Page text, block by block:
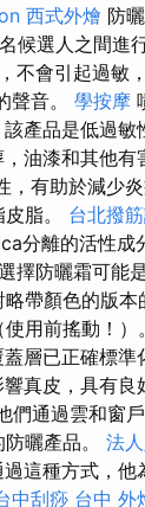
西式外燴 防
候選人之間進
會引起過敏
聲音。 學按摩
該產品是低過敏
油漆和其他
有助於減少炎
脂。 台北撥
分離的活性成
擇防曬霜可能
帶顏色的版本
用前搖動！）
層已正確標準
真皮，具有
們通過雲和窗戶
曬產品。 法
過這種方式，他
中刮痧 台中 外